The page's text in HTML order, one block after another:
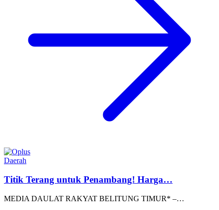
Daerah
Titik Terang untuk Penambang! Harga…
MEDIA DAULAT RAKYAT BELITUNG TIMUR* –…